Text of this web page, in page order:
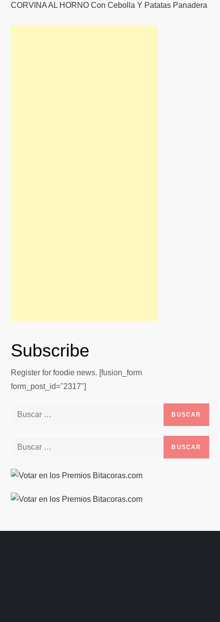
CORVINA AL HORNO Con Cebolla Y Patatas Panadera
Subscribe
Register for foodie news. [fusion_form
form_post_id="2317"]
Buscar:
Buscar: